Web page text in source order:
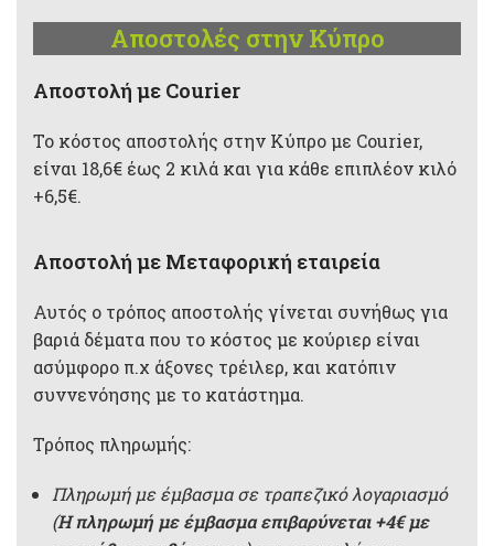
Αποστολές στην Κύπρο
Aποστολή με Courier
Το κόστος αποστολής στην Κύπρο με Courier,
είναι 18,6€ έως 2 κιλά και για κάθε επιπλέον κιλό
+6,5€.
Αποστολή με Μεταφορική εταιρεία
Αυτός ο τρόπος αποστολής γίνεται συνήθως για
βαριά δέματα που το κόστος με κούριερ είναι
ασύμφορο π.χ άξονες τρέιλερ, και κατόπιν
συννενόησης με το κατάστημα.
Τρόπος πληρωμής:
Πληρωμή με έμβασμα σε τραπεζικό λογαριασμό
(Η πληρωμή με έμβασμα επιβαρύνεται +4€ με